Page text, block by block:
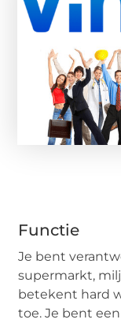
Functie
Je bent
supermarkt,
betekent hard
toe. Je bent